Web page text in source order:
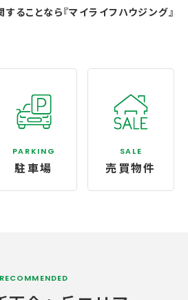
ることなら『マイライフハウジング』
PARKING
駐車場
SALE
売買物件
RECOMMENDED